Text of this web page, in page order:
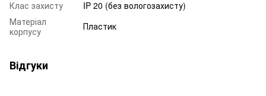
Клас захисту
IP 20 (без вологозахисту)
Матеріал
корпусу
Пластик
Відгуки